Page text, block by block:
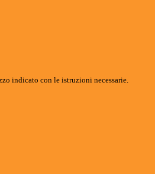
indicato con le istruzioni necessarie.